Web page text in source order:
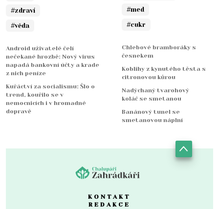
#zdraví
#věda
Android uživatelé čelí
nečekané hrozbě: Nový virus
napadá bankovní účty a krade
z nich peníze
Kuřáctví za socialismu: Šlo o
trend, kouřilo se v
nemocnicích i v hromadné
dopravě
#med
#cukr
Chlebové bramboráky s
česnekem
Koblihy z kynutého těsta s
citronovou kůrou
Nadýchaný tvarohový
koláč se smetanou
Banánový tunel se
smetanovou náplní
KONTAKT
REDAKCE